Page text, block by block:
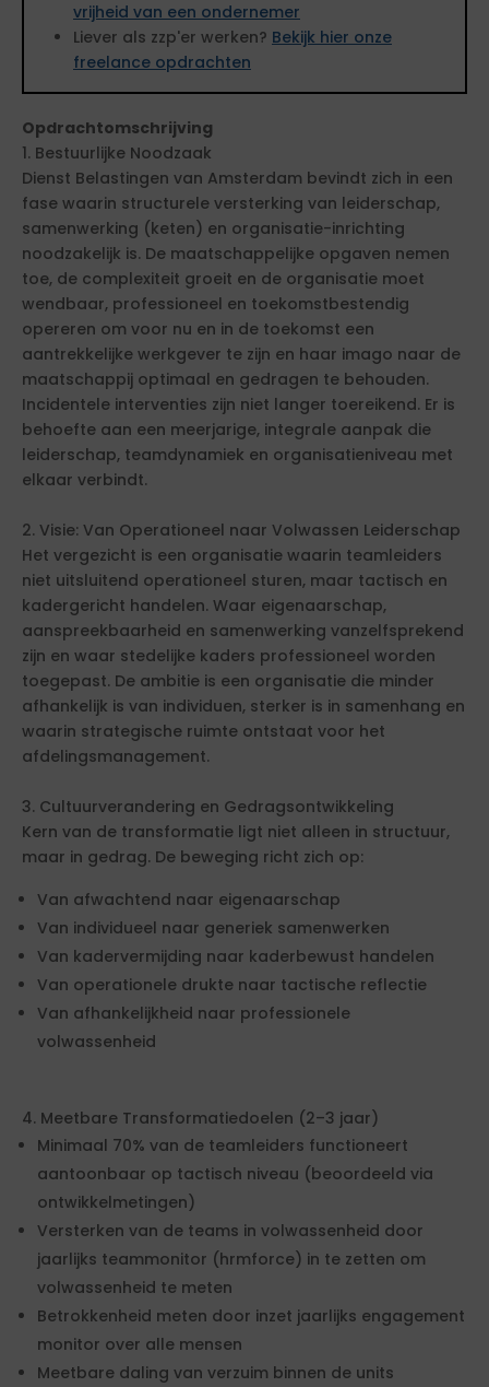
vrijheid van een ondernemer
Liever als zzp'er werken? Bekijk hier onze
freelance opdrachten
Opdrachtomschrijving
1. Bestuurlijke Noodzaak
Dienst Belastingen van Amsterdam bevindt zich in een
fase waarin structurele versterking van leiderschap,
samenwerking (keten) en organisatie-inrichting
noodzakelijk is. De maatschappelijke opgaven nemen
toe, de complexiteit groeit en de organisatie moet
wendbaar, professioneel en toekomstbestendig
opereren om voor nu en in de toekomst een
aantrekkelijke werkgever te zijn en haar imago naar de
maatschappij optimaal en gedragen te behouden.
Incidentele interventies zijn niet langer toereikend. Er is
behoefte aan een meerjarige, integrale aanpak die
leiderschap, teamdynamiek en organisatieniveau met
elkaar verbindt.
2. Visie: Van Operationeel naar Volwassen Leiderschap
Het vergezicht is een organisatie waarin teamleiders
niet uitsluitend operationeel sturen, maar tactisch en
kadergericht handelen. Waar eigenaarschap,
aanspreekbaarheid en samenwerking vanzelfsprekend
zijn en waar stedelijke kaders professioneel worden
toegepast. De ambitie is een organisatie die minder
afhankelijk is van individuen, sterker is in samenhang en
waarin strategische ruimte ontstaat voor het
afdelingsmanagement.
3. Cultuurverandering en Gedragsontwikkeling
Kern van de transformatie ligt niet alleen in structuur,
maar in gedrag. De beweging richt zich op:
Van afwachtend naar eigenaarschap
Van individueel naar generiek samenwerken
Van kadervermijding naar kaderbewust handelen
Van operationele drukte naar tactische reflectie
Van afhankelijkheid naar professionele
volwassenheid
4. Meetbare Transformatiedoelen (2–3 jaar)
Minimaal 70% van de teamleiders functioneert
aantoonbaar op tactisch niveau (beoordeeld via
ontwikkelmetingen)
Versterken van de teams in volwassenheid door
jaarlijks teammonitor (hrmforce) in te zetten om
volwassenheid te meten
Betrokkenheid meten door inzet jaarlijks engagement
monitor over alle mensen
Meetbare daling van verzuim binnen de units